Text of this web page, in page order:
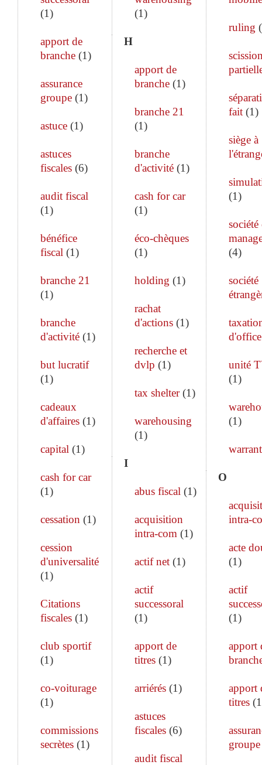
(1)
apport de
branche (1)
assurance
groupe (1)
astuce (1)
astuces
fiscales (6)
audit fiscal
(1)
bénéfice
fiscal (1)
branche 21
(1)
branche
d'activité (1)
but lucratif
(1)
cadeaux
d'affaires (1)
capital (1)
cash for car
(1)
cessation (1)
cession
d'universalité
(1)
Citations
fiscales (1)
club sportif
(1)
co-voiturage
(1)
commissions
secrètes (1)
(1)
H
apport de
branche(1)
branche 21
(1)
branche
d'activité(1)
cash for car
(1)
éco-chèques
(1)
holding (1)
rachat
d'actions(1)
recherche et
dvlp (1)
tax shelter(1)
warehousing
(1)
I
abus fiscal (1)
acquisition
intra-com (1)
actif net(1)
actif
successoral
(1)
apport de
titres(1)
arriérés(1)
astuces
fiscales(6)
audit fiscal
ruling (
fait(1)
siège à
(1)
société
(4)
société
d'office
unité
(1)
(1)
warrant
O
intra-
acte
(1)
actif
(1)
apport
apport
titres(1
groupe